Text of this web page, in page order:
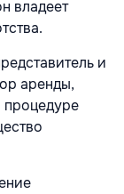
владеет
и
аренды,